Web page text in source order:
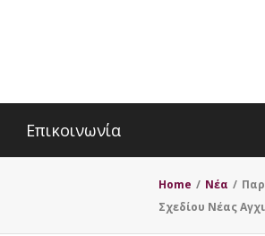
Επικοινωνία
Home / Nέα /
Σχεδίου Νέας